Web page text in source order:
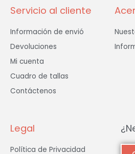
Servicio al cliente
Información de envió
Devoluciones
Mi cuenta
Cuadro de tallas
Contáctenos
Legal
Política de Privacidad